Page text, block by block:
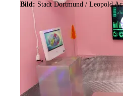
Bild: Stadt Dortmund / Leopold